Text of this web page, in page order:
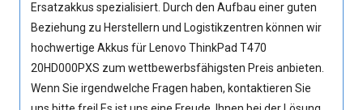
Ersatzakkus spezialisiert. Durch den Aufbau einer guten
Beziehung zu Herstellern und Logistikzentren können wir
hochwertigeAkkus für Lenovo ThinkPad T470
20HD000PXS zum wettbewerbsfähigsten Preis anbieten.
Wenn Sie irgendwelche Fragen haben, kontaktieren Sie